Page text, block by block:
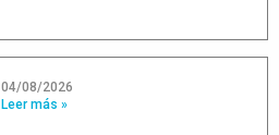
04/08/2026
Leer más »